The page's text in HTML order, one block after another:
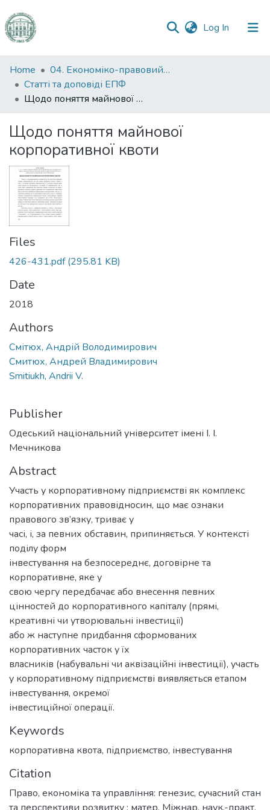
Log In (current)
Communities
&
Collections
Statistics
Home
04. Економіко-правовий факультет
Статті та доповіді ЕПФ
Щодо поняття майнової корпоративної квоти
Щодо поняття майнової
корпоративної квоти
Files
426-431.pdf(295.81 KB)
Date
2018
Authors
Смітюх, Андрій Володимирович
Смитюх, Андрей Владимирович
Smitiukh, Andrii V.
Publisher
Одеський національний університет імені І. І.
Мечникова
Abstract
Участь у корпоративному підприємстві як комплекс
корпоративних правовідносин, що має ознаки
правового зв’язку, триває у
часі, і, за певних обставин, припиняється. У контексті
поділу форм
інвестування на безпосереднє, договірне та
корпоративне, яке у
свою чергу передбачає або внесення певних
цінностей до корпоративного капіталу (прямі,
креативні чи утворювальні інвестиції)
або ж наступне придбання сформованих
корпоративних часток у їх
власників (набувальні чи аквізаційні інвестиції), участь
у корпоративному підприємстві виявляється етапом
інвестування, окремої
інвестиційної операції.
Keywords
корпоративна квота, підприємство, інвестування
Citation
Право, економіка та управління: генезис, сучасний стан